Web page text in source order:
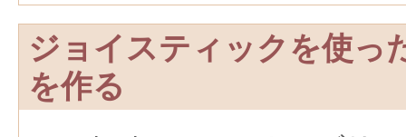
ジョイスティックを使っ
を作る